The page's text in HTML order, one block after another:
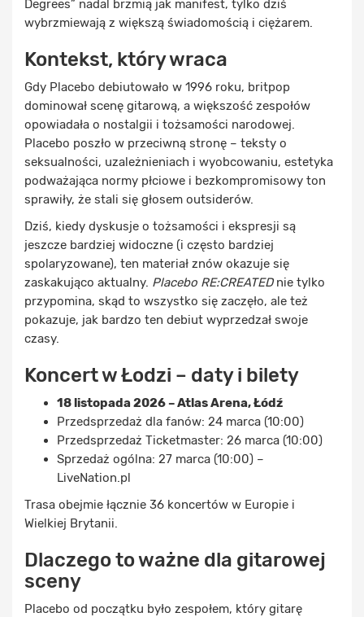
Degrees” nadal brzmią jak manifest, tylko dziś
wybrzmiewają z większą świadomością i ciężarem.
Kontekst, który wraca
Gdy Placebo debiutowało w 1996 roku, britpop
dominował scenę gitarową, a większość zespołów
opowiadała o nostalgii i tożsamości narodowej.
Placebo poszło w przeciwną stronę – teksty o
seksualności, uzależnieniach i wyobcowaniu, estetyka
podważająca normy płciowe i bezkompromisowy ton
sprawiły, że stali się głosem outsiderów.
Dziś, kiedy dyskusje o tożsamości i ekspresji są
jeszcze bardziej widoczne (i często bardziej
spolaryzowane), ten materiał znów okazuje się
zaskakująco aktualny. Placebo RE:CREATEDnie tylko
przypomina, skąd to wszystko się zaczęło, ale też
pokazuje, jak bardzo ten debiut wyprzedzał swoje
czasy.
Koncert w Łodzi – daty i bilety
18 listopada 2026 – Atlas Arena, Łódź
Przedsprzedaż dla fanów: 24 marca (10:00)
Przedsprzedaż Ticketmaster: 26 marca (10:00)
Sprzedaż ogólna: 27 marca (10:00) –
LiveNation.pl
Trasa obejmie łącznie 36 koncertów w Europie i
Wielkiej Brytanii.
Dlaczego to ważne dla gitarowej
sceny
Placebo od początku było zespołem, który gitarę